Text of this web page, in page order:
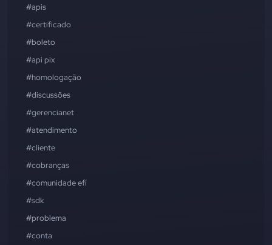
#apis
#certificado
#boleto
#api pix
#homologação
#discussões
#gerencianet
#atendimento
#cliente
#cobranças
#comunidade efí
#sdk
#problema
#conta